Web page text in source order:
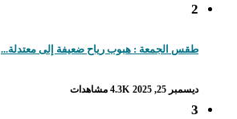
2
طقس الجمعة : هبوب رياح ضعيفة إلى معتدلة...
ديسمبر 25, 2025 4.3K مشاهدات
3